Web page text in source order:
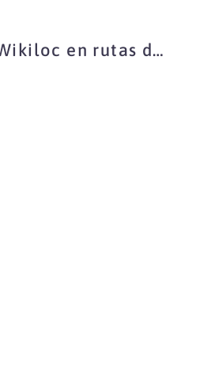
en rutas del